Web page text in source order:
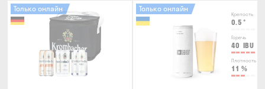
Только онлайн
Крепость
0.5 °
Горечь
40 IBU
Плотность
11 %
Только онлайн